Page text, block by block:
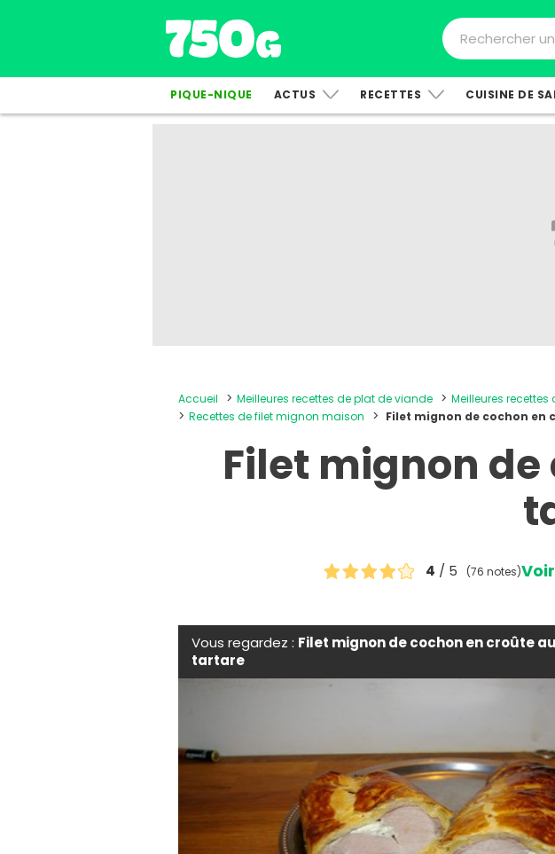
PIQUE-NIQUE ACTUS RECETTES CUISINE DE
Accueil Meilleures recettes de plat de viande Meilleures
Recettes de filet mignon maison
Filet mignon de cochon en
Filet mignon
4 / 5 (76 notes)
Vous regardez : Filet mignon de cochon en croûte au
tartare